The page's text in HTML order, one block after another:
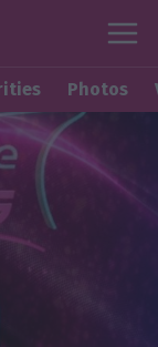
Photos